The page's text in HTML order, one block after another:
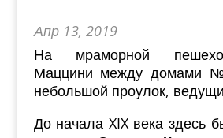
Апр 13, 2019
На мраморной
Маццини между домами
небольшой проулок,
До начала XIX века здесь